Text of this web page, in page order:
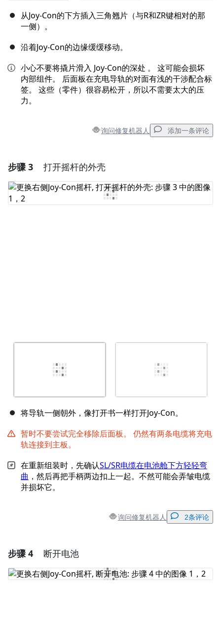
从Joy-Con的下方插入三角翘片（与R和ZR键相对的那
一侧）。
沿着Joy-Con的边缘缓缓移动。
小心不要将撬片滑入 Joy-Con的深处 。 这可能会损坏
内部组件。 后面板在充电导轨的对面有浅的干涉配合标
签。 这些（零件）很容易松开，所以不需要太大的压
力。
询问修复机器人 添加一条评论
添加一条评论
添加评论
步骤 3 打开摇杆的外壳
将导轨一侧朝外，像打开书一样打开Joy-Con。
暂时不要尝试完全移除后面板。 仍然有两条电缆将充电
轨连接到主板。
在重新组装时，先确认SL/SR电缆在电池舱下方轻轻弯
曲 ，然后再把手柄两边扣上一起。不然可能会弄皱电缆
并损坏它。
询问修复机器人 2条评论
添加评论
步骤 4 断开电池